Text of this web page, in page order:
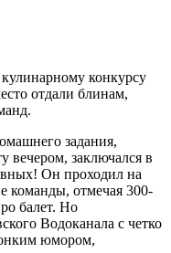
конкурсу
отдали блинам,
задания,
вечером, заключался в
Он проходил на
команды, отмечая 300-
балет. Но
Водоканала с четко
юмором,